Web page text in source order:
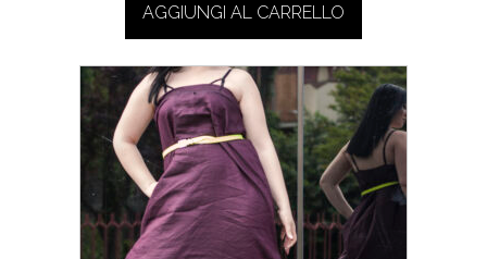
AGGIUNGI AL CARRELLO